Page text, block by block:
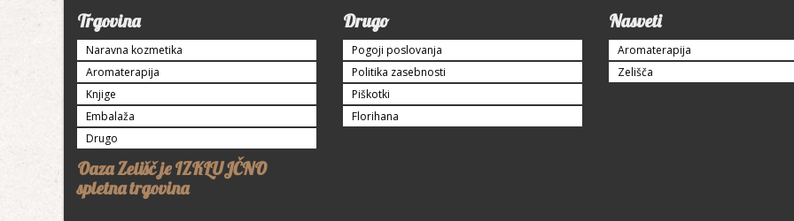
Trgovina
Naravna kozmetika
Aromaterapija
Knjige
Embalaža
Drugo
Oaza Zelišč je IZKLUJČNO
spletna trgovina
Drugo
Pogoji poslovanja
Politika zasebnosti
Piškotki
Florihana
Nasveti
Aromaterapija
Zelišča